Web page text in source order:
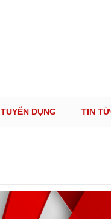
TUYỂN DỤNG TIN